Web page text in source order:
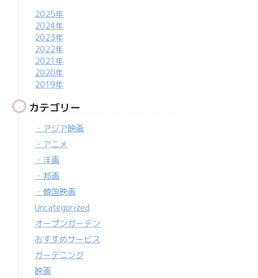
2025年
2024年
2023年
2022年
2021年
2020年
2019年
カテゴリー
・アジア映画
・アニメ
・洋画
・邦画
・韓国映画
Uncategorized
オープンガーデン
おすすめサービス
ガーデニング
映画